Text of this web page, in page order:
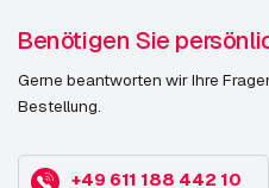
6-
Benötigen Sie
Gerne beantworten wir Ihre
Bestellung.
+49 611 188 442 10